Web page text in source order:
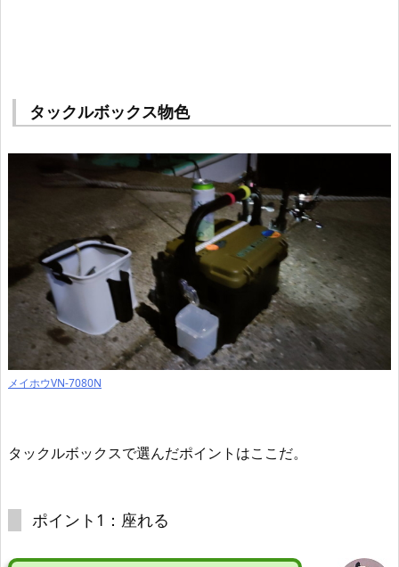
タックルボックス物色
メイホウVN-7080N
タックルボックスで選んだポイントはここだ。
ポイント1：座れる